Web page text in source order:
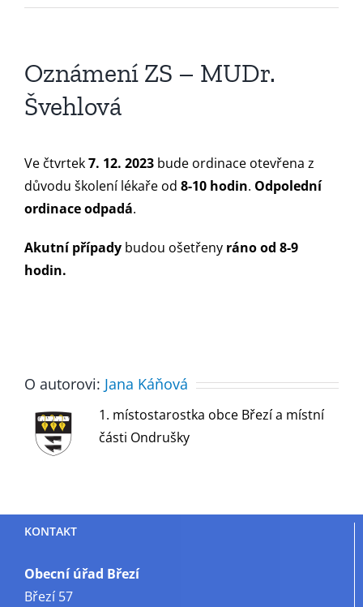
Oznámení ZS – MUDr.
Švehlová
Ve čtvrtek7. 12. 2023 bude ordinace otevřena z
důvodu školení lékaře od 8-10 hodin. Odpolední
ordinace odpadá.
Akutní případy budou ošetřeny ráno od 8-9
hodin.
O autorovi: Jana Káňová
1. místostarostka obce Březí a místní
části Ondrušky
KONTAKT
Obecní úřad Březí
Březí 57